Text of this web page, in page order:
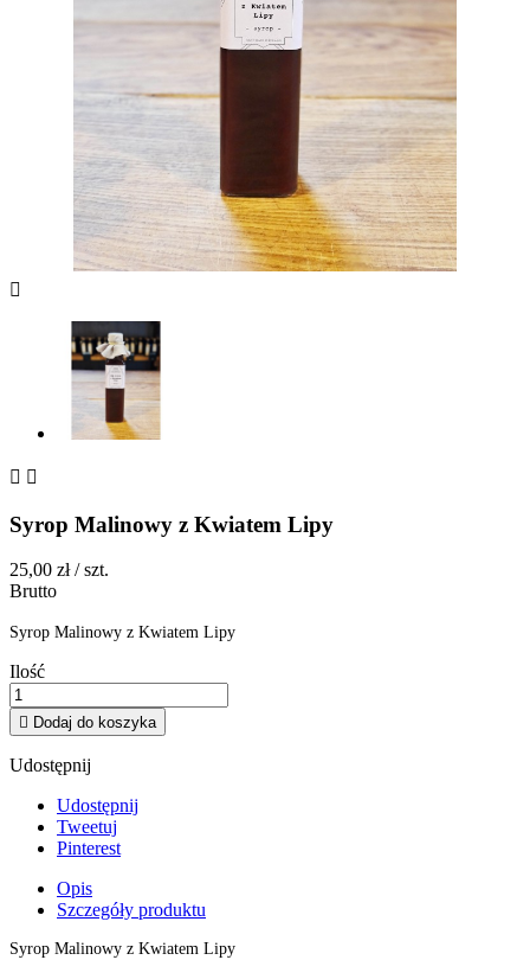

 
Syrop Malinowy z Kwiatem Lipy
25,00 zł / szt.
Brutto
Syrop Malinowy z Kwiatem Lipy
Ilość
 Dodaj do koszyka
Udostępnij
Udostępnij
Tweetuj
Pinterest
Opis
Szczegóły produktu
Syrop Malinowy z Kwiatem Lipy